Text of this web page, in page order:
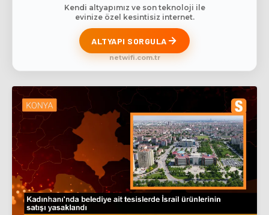
Kendi altyapımız ve son teknoloji ile
evinize özel kesintisiz internet.
ALTYAPI SORGULA
netwifi.com.tr